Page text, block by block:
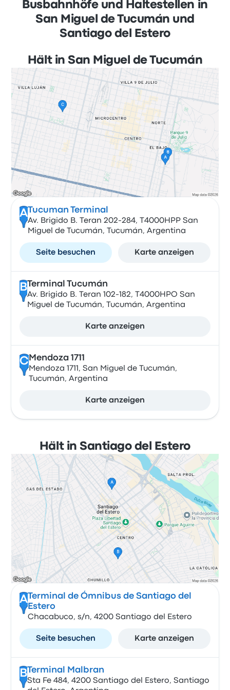
Busbahnhöfe und Haltestellen in
San Miguel de Tucumán und
Santiago del Estero
Hält in San Miguel de Tucumán
A Tucuman Terminal
Av. Brigido B. Teran 202-284, T4000HPP San
Miguel de Tucumán, Tucumán, Argentina
Seite besuchen Karte anzeigen
B Terminal Tucumán
Av. Brigido B. Teran 102-182, T4000HPO San
Miguel de Tucumán, Tucumán, Argentina
Karte anzeigen
CMendoza 1711
Mendoza 1711, San Miguel de Tucumán,
Tucumán, Argentina
Karte anzeigen
Hält in Santiago del Estero
A Terminal de Ómnibus de Santiago del
Estero
Chacabuco, s/n, 4200 Santiago del Estero
Seite besuchen Karte anzeigen
B Terminal Malbran
Sta Fe 484, 4200 Santiago del Estero, Santiago